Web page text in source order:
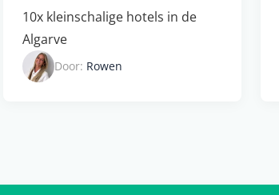
10x kleinschalige hotels in de
Algarve
Door: Rowen